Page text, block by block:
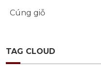
Cúng giỗ
TAG CLOUD